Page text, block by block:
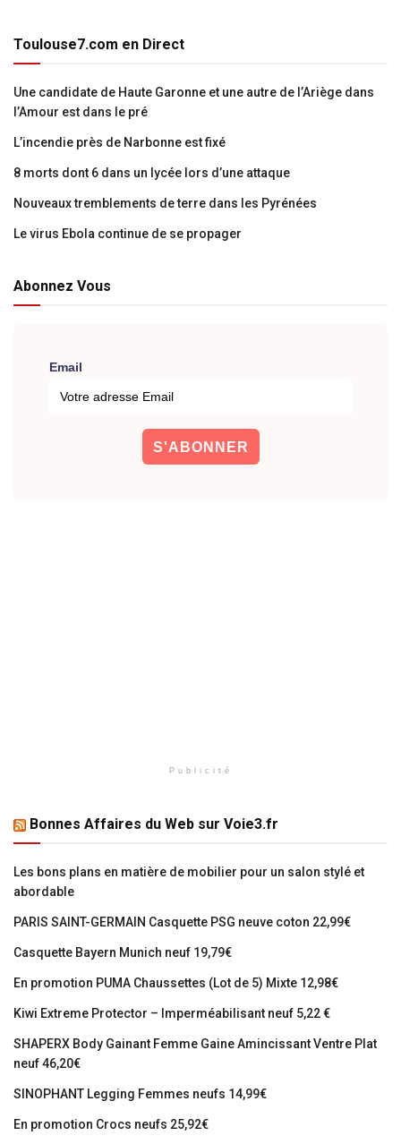
Toulouse7.com en Direct
Une candidate de Haute Garonne et une autre de l’Ariège dans
l’Amour est dans le pré
L’incendie près de Narbonne est fixé
8 morts dont 6 dans un lycée lors d’une attaque
Nouveaux tremblements de terre dans les Pyrénées
Le virus Ebola continue de se propager
Abonnez Vous
Email
Publicité
Bonnes Affaires du Web sur Voie3.fr
Les bons plans en matière de mobilier pour un salon stylé et
abordable
PARIS SAINT-GERMAIN Casquette PSG neuve coton 22,99€
Casquette Bayern Munich neuf 19,79€
En promotion PUMA Chaussettes (Lot de 5) Mixte 12,98€
Kiwi Extreme Protector – Imperméabilisant neuf 5,22 €
SHAPERX Body Gainant Femme Gaine Amincissant Ventre Plat
neuf 46,20€
SINOPHANT Legging Femmes neufs 14,99€
En promotion Crocs neufs 25,92€